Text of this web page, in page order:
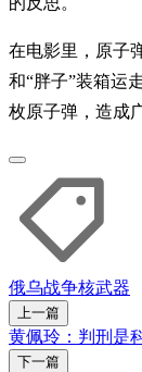
在电影里，原子
和“胖子”装箱运
枚原子弹，造成
俄乌战争核武器
上一篇
黄佩玲：判刑是
下一篇